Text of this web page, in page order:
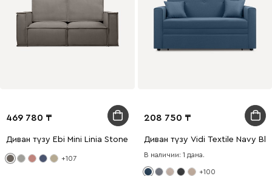
469 780
Диван түзу Ebi Mini Linia Stone
+107
208 750
Диван түзу Vidi Textile Navy
В наличии: 1 дана.
+100